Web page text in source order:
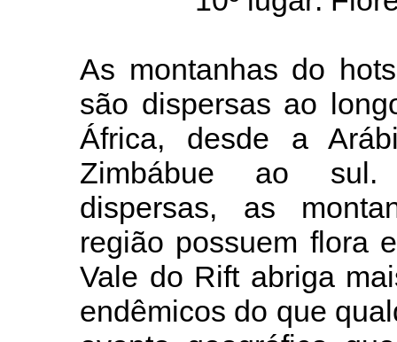
As montanhas do
são dispersas ao
África, desde a
Zimbábue ao sul.
dispersas, as
região possuem flora
Vale do Rift abriga
endêmicos do que